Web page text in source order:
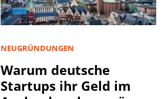
NEUGRÜNDUNGEN
Warum deutsche
Startups ihr Geld im